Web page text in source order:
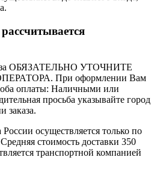
ОБЯЗАТЕЛЬНО УТОЧНИТЕ
При оформлении Вам
оплаты: Наличными или
просьба указывайте город
заказа.
осуществляется только по
стоимость доставки 350
транспортной компанией